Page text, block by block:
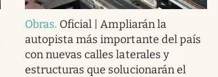
Obras. Oficial | Ampliarán la
autopista más importante del país
con nuevas calles laterales y
estructuras que solucionarán el